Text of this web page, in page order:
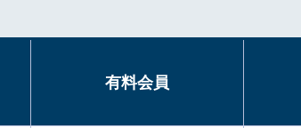
有料会員